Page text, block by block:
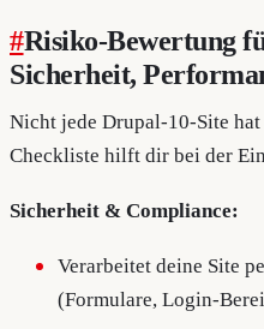
#Risiko-Bewertung
Sicherheit,
Nicht jede Drupal-10-Site
Checkliste hilft dir bei der
Sicherheit & Compliance:
Verarbeitet deine Site
(Formulare, Login-